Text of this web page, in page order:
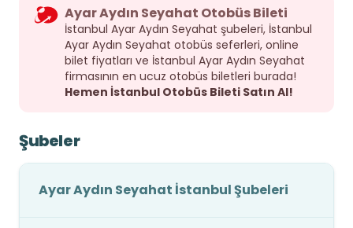
Ayar Aydın Seyahat Otobüs Bileti
İstanbul Ayar Aydın Seyahat şubeleri, İstanbul
Ayar Aydın Seyahat otobüs seferleri, online
bilet fiyatları ve İstanbul Ayar Aydın Seyahat
firmasının en ucuz otobüs biletleri burada!
Hemen İstanbul Otobüs Bileti Satın Al!
Şubeler
Ayar Aydın Seyahat İstanbul Şubeleri